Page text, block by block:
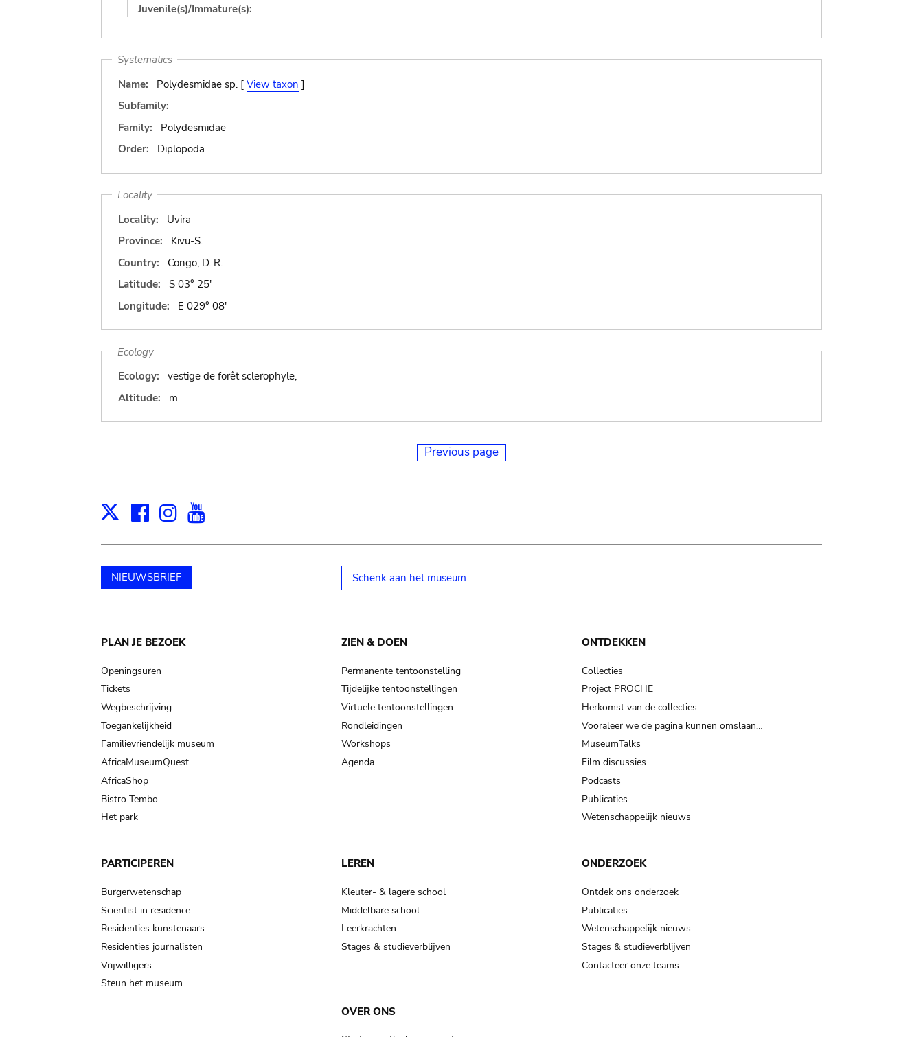
Juvenile(s)/Immature(s):
Systematics
Name:
Polydesmidae sp. [ View taxon ]
Subfamily:
Family:
Polydesmidae
Order:
Diplopoda
Locality
Locality:
Uvira
Province:
Kivu-S.
Country:
Congo, D. R.
Latitude:
S 03° 25'
Longitude:
E 029° 08'
Ecology
Ecology:
vestige de forêt sclerophyle,
Altitude:
m
Previous page
X Facebook
Instagram
NIEUWSBRIEF Schenk aan het museum
Main
navigation
PLAN JE BEZOEK
Openingsuren
Tickets
Wegbeschrijving
Toegankelijkheid
Familievriendelijk museum
AfricaMuseumQuest
AfricaShop
Bistro Tembo
Het park
ZIEN & DOEN
Permanente tentoonstelling
Tijdelijke tentoonstellingen
Virtuele tentoonstellingen
Rondleidingen
Workshops
Agenda
ONTDEKKEN
Collecties
Project PROCHE
Herkomst van de collecties
Vooraleer we de pagina kunnen omslaan…
MuseumTalks
Film discussies
Podcasts
Publicaties
Wetenschappelijk nieuws
PARTICIPEREN
Burgerwetenschap
Scientist in residence
Residenties kunstenaars
Residenties journalisten
Vrijwilligers
Steun het museum
LEREN
Kleuter- & lagere school
Middelbare school
Leerkrachten
Stages & studieverblijven
ONDERZOEK
Ontdek ons onderzoek
Publicaties
Wetenschappelijk nieuws
Stages & studieverblijven
Contacteer onze teams
OVER ONS